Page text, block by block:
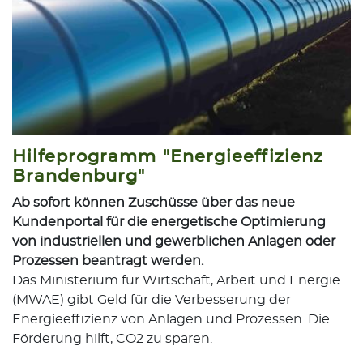
Hilfeprogramm "Energieeffizienz
Brandenburg"
Ab sofort können Zuschüsse über das neue
Kundenportal für die energetische Optimierung
von industriellen und gewerblichen Anlagen oder
Prozessen beantragt werden.
Das Ministerium für Wirtschaft, Arbeit und Energie
(MWAE) gibt Geld für die Verbesserung der
Energieeffizienz von Anlagen und Prozessen. Die
Förderung hilft, CO2 zu sparen.